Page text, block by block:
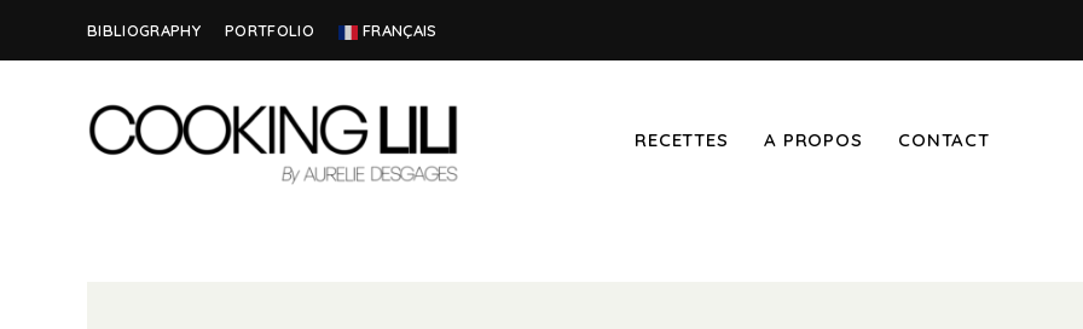
BIBLIOGRAPHY PORTFOLIO FRANÇAIS
RECETTES A PROPOS CONTACT